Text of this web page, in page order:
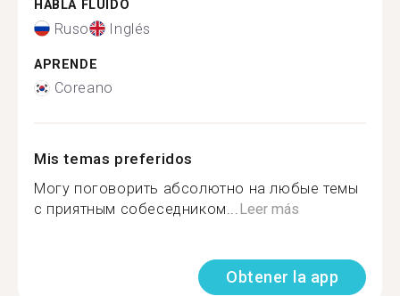
HABLA FLUIDO
Ruso Inglés
APRENDE
Coreano
Mis temas preferidos
Могу поговорить абсолютно на любые темы
с приятным собеседником...Leer más
Obtener la app